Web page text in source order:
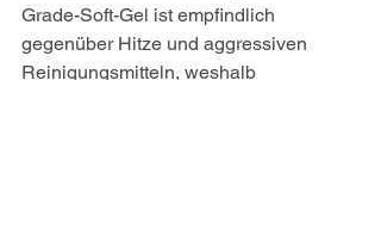
Grade-Soft-Gel ist empfindlich
gegenüber Hitze und aggressiven
Reinigungsmitteln, weshalb